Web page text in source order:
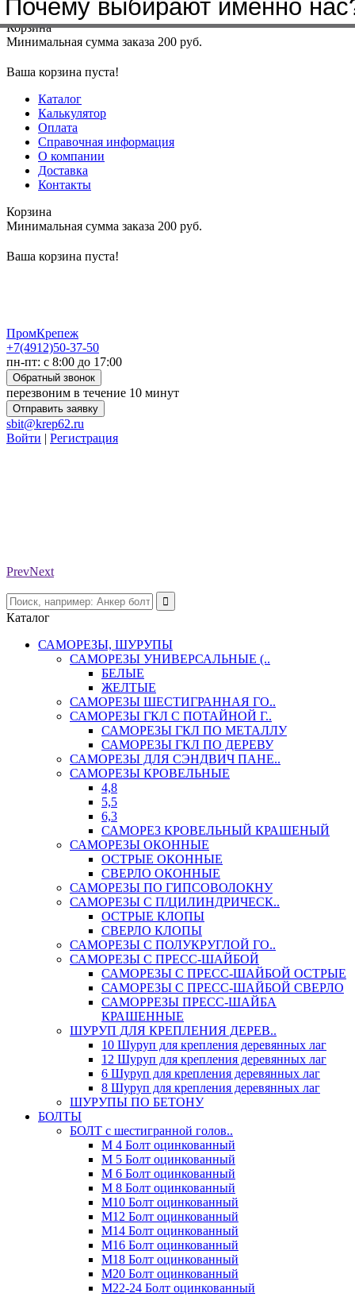
Меню+7(4912)50-37-50sbit@krep62.ru
Корзина
Минимальная сумма заказа 200 руб.
Ваша корзина пуста!
Каталог
Калькулятор
Оплата
Справочная информация
О компании
Доставка
Контакты
Корзина
Минимальная сумма заказа 200 руб.
Ваша корзина пуста!
ПромКрепеж
+7(4912)50-37-50
пн-пт: с 8:00 до 17:00
Обратный звонок
перезвоним в течение 10 минут
Отправить заявку
sbit@krep62.ru
Войти | Регистрация
PrevNext
Каталог
САМОРЕЗЫ, ШУРУПЫ
САМОРЕЗЫ УНИВЕРСАЛЬНЫЕ (..
БЕЛЫЕ
ЖЕЛТЫЕ
САМОРЕЗЫ ШЕСТИГРАННАЯ ГО..
САМОРЕЗЫ ГКЛ С ПОТАЙНОЙ Г..
САМОРЕЗЫ ГКЛ ПО МЕТАЛЛУ
САМОРЕЗЫ ГКЛ ПО ДЕРЕВУ
САМОРЕЗЫ ДЛЯ СЭНДВИЧ ПАНЕ..
САМОРЕЗЫ КРОВЕЛЬНЫЕ
4,8
5,5
6,3
САМОРЕЗ КРОВЕЛЬНЫЙ КРАШЕНЫЙ
САМОРЕЗЫ ОКОННЫЕ
ОСТРЫЕ ОКОННЫЕ
СВЕРЛО ОКОННЫЕ
САМОРЕЗЫ ПО ГИПСОВОЛОКНУ
САМОРЕЗЫ С П/ЦИЛИНДРИЧЕСК..
ОСТРЫЕ КЛОПЫ
СВЕРЛО КЛОПЫ
САМОРЕЗЫ С ПОЛУКРУГЛОЙ ГО..
САМОРЕЗЫ С ПРЕСС-ШАЙБОЙ
САМОРЕЗЫ С ПРЕСС-ШАЙБОЙ ОСТРЫЕ
САМОРЕЗЫ С ПРЕСС-ШАЙБОЙ СВЕРЛО
САМОРРЕЗЫ ПРЕСС-ШАЙБА
КРАШЕННЫЕ
ШУРУП ДЛЯ КРЕПЛЕНИЯ ДЕРЕВ..
10 Шуруп для крепления деревянных лаг
12 Шуруп для крепления деревянных лаг
6 Шуруп для крепления деревянных лаг
8 Шуруп для крепления деревянных лаг
ШУРУПЫ ПО БЕТОНУ
БОЛТЫ
БОЛТ с шестигранной голов..
М 4 Болт оцинкованный
М 5 Болт оцинкованный
М 6 Болт оцинкованный
М 8 Болт оцинкованный
М10 Болт оцинкованный
М12 Болт оцинкованный
М14 Болт оцинкованный
М16 Болт оцинкованный
М18 Болт оцинкованный
М20 Болт оцинкованный
М22-24 Болт оцинкованный
с которыми мы
Почему выбирают именно